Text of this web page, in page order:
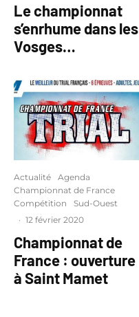
Le championnat
s’enrhume dans les
Vosges…
Actualité
Agenda
Championnat de France
Compétition
Sud-Ouest
· 12 février 2020
Championnat de
France : ouverture
à Saint Mamet